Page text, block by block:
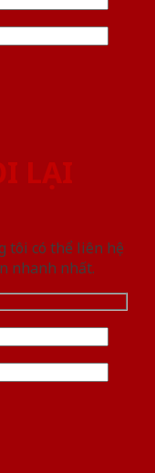
LẠI
tôi có thể liên hệ
nhanh nhất.